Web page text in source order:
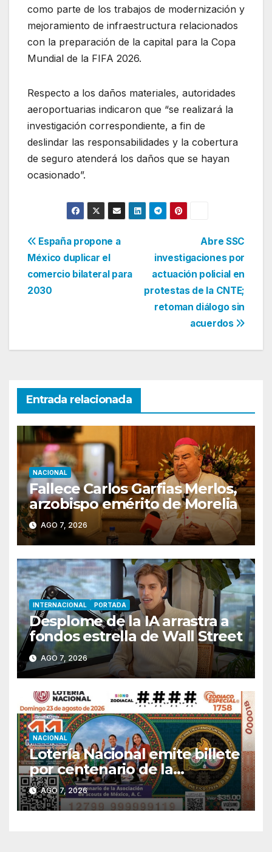
como parte de los trabajos de modernización y
mejoramiento de infraestructura relacionados
con la preparación de la capital para la Copa
Mundial de la FIFA 2026.
Respecto a los daños materiales, autoridades
aeroportuarias indicaron que “se realizará la
investigación correspondiente, a fin de
deslindar las responsabilidades y la cobertura
de seguro atenderá los daños que se hayan
ocasionado”.
Navegación
de
entradas
Abre SSC
investigaciones por
actuación policial en
protestas de la CNTE;
retoman diálogo sin
acuerdos
España propone a
México duplicar el
comercio bilateral para
2030
Entrada relacionada
NACIONAL
Fallece Carlos Garfias Merlos,
arzobispo emérito de Morelia
AGO 7, 2026
INTERNACIONAL PORTADA
Desplome de la IA arrastra a
fondos estrella de Wall Street
AGO 7, 2026
NACIONAL
Lotería Nacional emite billete
por centenario de la
Asociación de Scouts en
México
AGO 7, 2026